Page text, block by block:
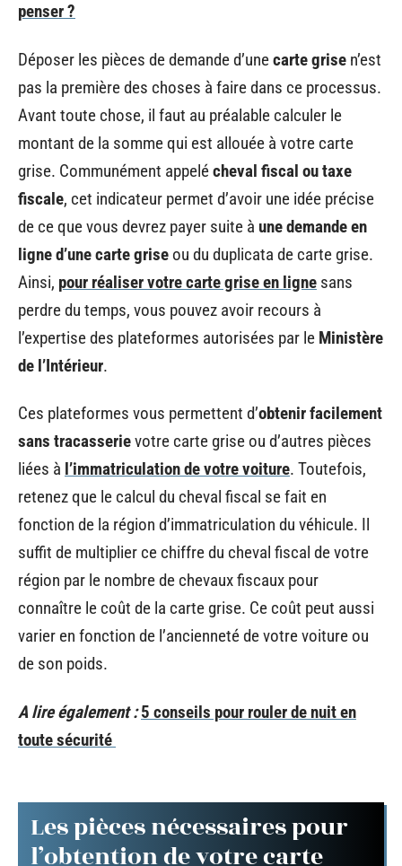
penser ?
Déposer les pièces de demande d’unecarte grise n’est
pas la première des choses à faire dans ce processus.
Avant toute chose, il faut au préalable calculer le
montant de la somme qui est allouée à votre carte
grise. Communément appelécheval fiscal ou taxe
fiscale, cet indicateur permet d’avoir une idée précise
de ce que vous devrez payer suite à une demande en
ligne d’une carte grise ou du duplicata de carte grise.
Ainsi, pour réaliser votre carte grise en ligne sans
perdre du temps, vous pouvez avoir recours à
l’expertise des plateformes autorisées par le Ministère
de l’Intérieur.
Ces plateformes vous permettent d’obtenir facilement
sans tracasserievotre carte grise ou d’autres pièces
liées à l’immatriculation de votre voiture. Toutefois,
retenez que le calcul du cheval fiscal se fait en
fonction de la région d’immatriculation du véhicule. Il
suffit de multiplier ce chiffre du cheval fiscal de votre
région par le nombre de chevaux fiscaux pour
connaître le coût de la carte grise. Ce coût peut aussi
varier en fonction de l’ancienneté de votre voiture ou
de son poids.
A lire également : 5 conseils pour rouler de nuit en
toute sécurité
Les pièces nécessaires pour
l’obtention de votre carte